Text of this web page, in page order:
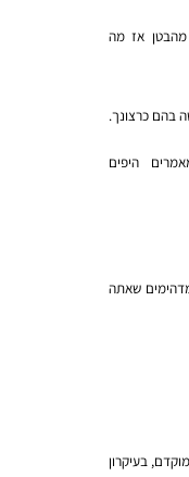
אז מה
בהם כרצונך.
היפים
שאתה
בעיקרון